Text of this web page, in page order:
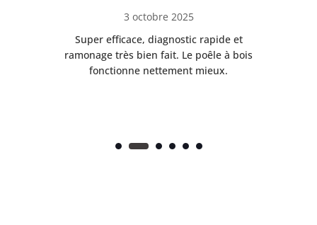
3 octobre 2025
Super efficace, diagnostic rapide et
ramonage très bien fait. Le poêle à bois
fonctionne nettement mieux.